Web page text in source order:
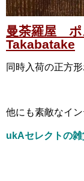
曼荼羅屋
Takabatake
同時入荷の正方
他にも素敵なイ
ukAセレクトの